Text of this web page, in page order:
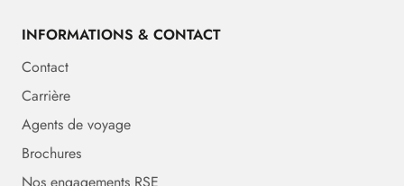
INFORMATIONS & CONTACT
Contact
Carrière
Agents de voyage
Brochures